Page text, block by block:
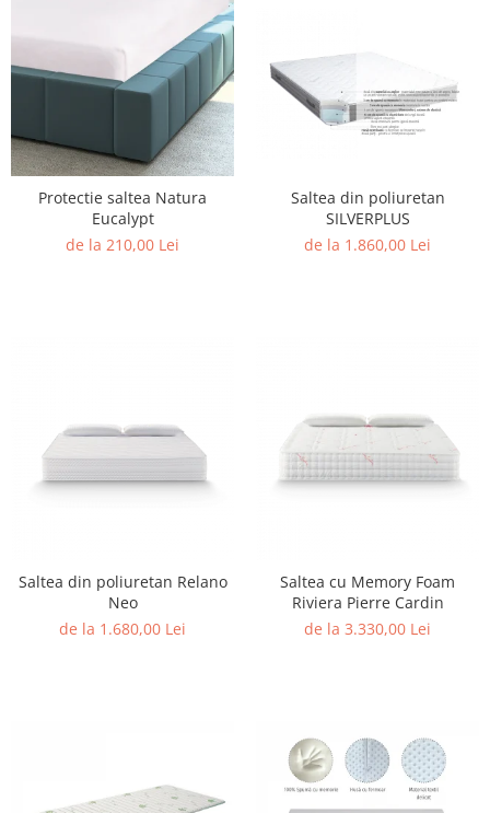
Protectie saltea Natura
Eucalypt
de la 210,00 Lei
Saltea din poliuretan
SILVERPLUS
de la 1.860,00 Lei
Saltea din poliuretan Relano
Neo
de la 1.680,00 Lei
Saltea cu Memory Foam
Riviera Pierre Cardin
de la 3.330,00 Lei